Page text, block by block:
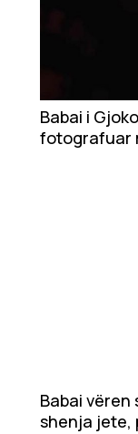
Babai i
fotografuar
Babai vëren
shenja jete,